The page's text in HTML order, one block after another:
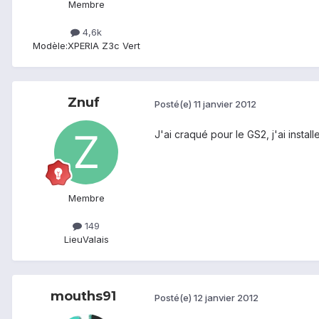
Membre
4,6k
Modèle:XPERIA Z3c Vert
Znuf
Membre
149
LieuValais
Posté(e) 11 janvier 2012
J'ai craqué pour le GS2, j'ai
mouths91 Posté(e) 12 janvier 2012